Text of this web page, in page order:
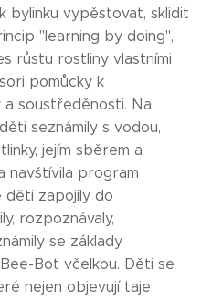
bylinku vypěstovat, sklidit
"learning by doing",
růstu rostliny vlastními
pomůcky k
soustředěnosti. Na
seznámily s vodou,
jejím sběrem a
navštívila program
děti zapojily do
rozpoznávaly,
se základy
Bot včelkou. Děti se
nejen objevují taje